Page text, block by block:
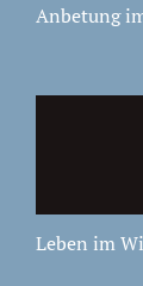
Anbetung
Leben im